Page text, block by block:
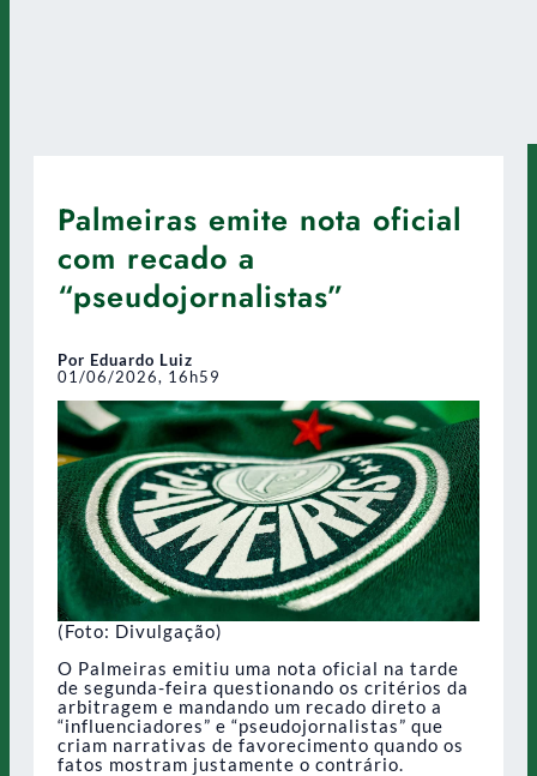
Palmeiras emite nota oficial
com recado a
“pseudojornalistas”
Por Eduardo Luiz
01/06/2026, 16h59
(Foto: Divulgação)
O Palmeiras emitiu uma nota oficial na tarde
de segunda-feira questionando os critérios da
arbitragem e mandando um recado direto a
“influenciadores” e “pseudojornalistas” que
criam narrativas de favorecimento quando os
fatos mostram justamente o contrário.